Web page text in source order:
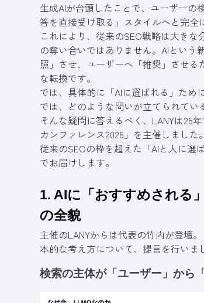
生成AIが台頭したことで、ユーザーの
答を直接受け取る」スタイルへと完全
これにより、従来のSEO戦略は大き
の奪い合いではありません。AIとい
照」させ、ユーザーへ「推奨」させ
な転換です。
では、具体的に「AIに選ばれる」ため
では、どのような問いが立てられてい
そんな疑問に答えるべく、LANYは26
カンファレンス2026」を主催しました。
従来のSEOの枠を超えた「AIと人に選
でお届けします。
1. AIに「おすすめされる
の全貌
主催のLANYからは代表の竹内が登壇
本的な考え方について、提言を行いま
検索の主体が「ユーザー」から